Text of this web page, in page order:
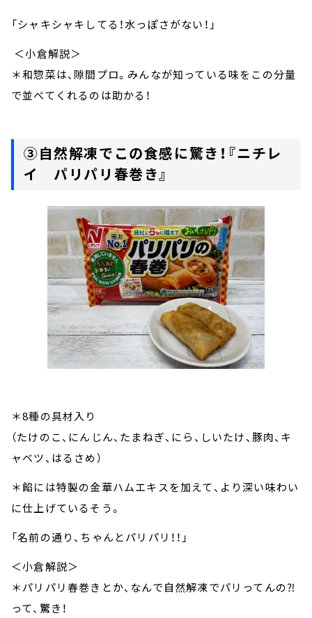
「シャキシャキしてる！水っぽさがない！」
＜小倉解説＞
＊和惣菜は、隙間プロ。みんなが知っている味をこの分量
で並べてくれるのは助かる！
③自然解凍でこの食感に驚き！『ニチレ
イ パリパリ春巻き』
＊8種の具材入り
（たけのこ、にんじん、たまねぎ、にら、しいたけ、豚肉、キ
ャベツ、はるさめ）
＊餡には特製の金華ハムエキスを加えて、より深い味わい
に仕上げているそう。
「名前の通り、ちゃんとパリパリ！！」
＜小倉解説＞
＊パリパリ春巻きとか、なんで自然解凍でパリってんの⁈
って、驚き！